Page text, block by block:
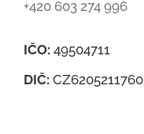
+420 603 274 996
IČO: 49504711
DIČ: CZ6205211760